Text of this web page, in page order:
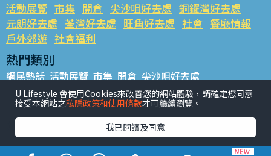
活動展覽 市集 開倉 尖沙咀好去處 銅鑼灣好去處
元朗好去處 荃灣好去處 旺角好去處 社會 餐廳情報
戶外郊遊 社會福利
熱門類別
網民熱話 活動展覽 市集 開倉 尖沙咀好去處
銅鑼灣好去處 元朗好去處 荃灣好去處 旺角好去處 社會
餐廳情報 戶外郊遊
熱門標籤
#UGO搵好去處 #人氣活動推介 #美食社群熱話
U Lifestyle 會使用Cookies來改善您的網站體驗，請確定您同意
接受本網站之私隱政策和使用條款才可繼續瀏覽。
我已閱讀及同意